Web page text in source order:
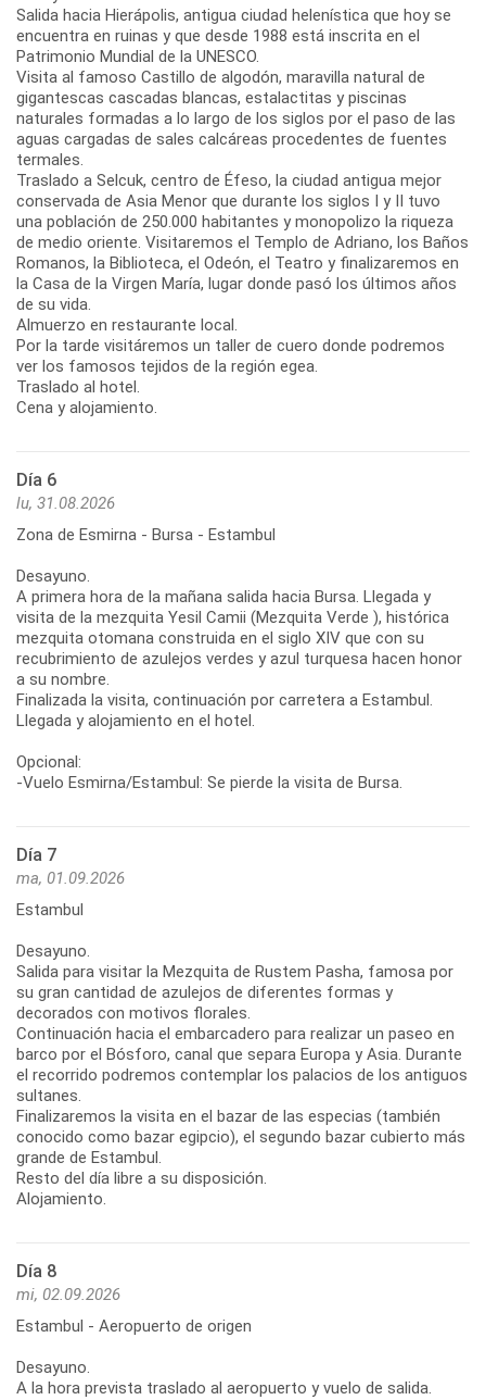
Salida hacia Hierápolis, antigua ciudad helenística que hoy se
encuentra en ruinas y que desde 1988 está inscrita en el
Patrimonio Mundial de la UNESCO.
Visita al famoso Castillo de algodón, maravilla natural de
gigantescas cascadas blancas, estalactitas y piscinas
naturales formadas a lo largo de los siglos por el paso de las
aguas cargadas de sales calcáreas procedentes de fuentes
termales.
Traslado a Selcuk, centro de Éfeso, la ciudad antigua mejor
conservada de Asia Menor que durante los siglos I y II tuvo
una población de 250.000 habitantes y monopolizo la riqueza
de medio oriente. Visitaremos el Templo de Adriano, los Baños
Romanos, la Biblioteca, el Odeón, el Teatro y finalizaremos en
la Casa de la Virgen María, lugar donde pasó los últimos años
de su vida.
Almuerzo en restaurante local.
Por la tarde visitáremos un taller de cuero donde podremos
ver los famosos tejidos de la región egea.
Traslado al hotel.
Cena y alojamiento.
Día 6
lu, 31.08.2026
Zona de Esmirna - Bursa - Estambul
Desayuno.
A primera hora de la mañana salida hacia Bursa. Llegada y
visita de la mezquita Yesil Camii (Mezquita Verde ), histórica
mezquita otomana construida en el siglo XIV que con su
recubrimiento de azulejos verdes y azul turquesa hacen honor
a su nombre.
Finalizada la visita, continuación por carretera a Estambul.
Llegada y alojamiento en el hotel.
Opcional:
-Vuelo Esmirna/Estambul: Se pierde la visita de Bursa.
Día 7
ma, 01.09.2026
Estambul
Desayuno.
Salida para visitar la Mezquita de Rustem Pasha, famosa por
su gran cantidad de azulejos de diferentes formas y
decorados con motivos florales.
Continuación hacia el embarcadero para realizar un paseo en
barco por el Bósforo, canal que separa Europa y Asia. Durante
el recorrido podremos contemplar los palacios de los antiguos
sultanes.
Finalizaremos la visita en el bazar de las especias (también
conocido como bazar egipcio), el segundo bazar cubierto más
grande de Estambul.
Resto del día libre a su disposición.
Alojamiento.
Día 8
mi, 02.09.2026
Estambul - Aeropuerto de origen
Desayuno.
A la hora prevista traslado al aeropuerto y vuelo de salida.